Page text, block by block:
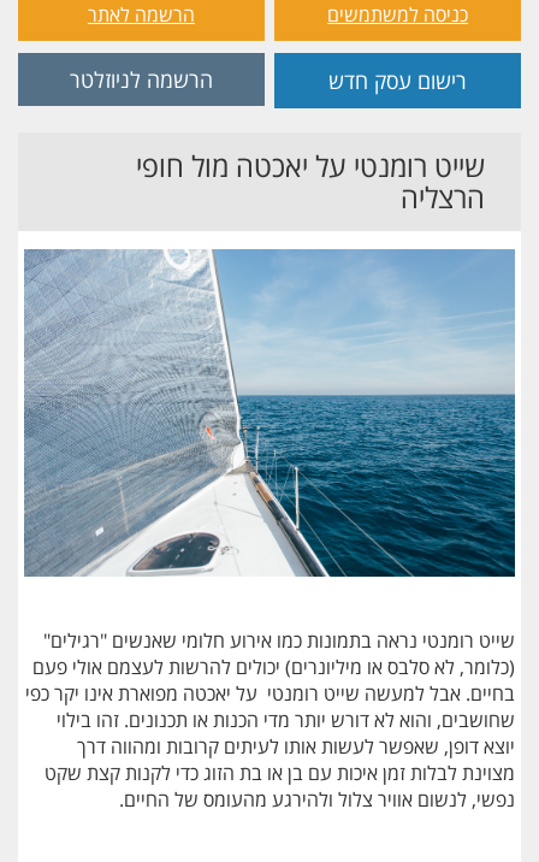
כניסה למשתמשים הרשמה לאתר
רישום עסק חדש הרשמה לניוזלטר
שייט רומנטי על יאכטה מול חופי
הרצליה
שייט רומנטי נראה בתמונות כמו אירוע חלומי שאנשים "רגילים"
(כלומר, לא סלבס או מיליונרים) יכולים להרשות לעצמם אולי פעם
בחיים. אבל למעשה שייט רומנטי על יאכטה מפוארת אינו יקר כפי
שחושבים, והוא לא דורש יותר מדי הכנות או תכנונים. זהו בילוי
יוצא דופן, שאפשר לעשות אותו לעיתים קרובות ומהווה דרך
מצוינת לבלות זמן איכות עם בן או בת הזוג כדי לקנות קצת שקט
נפשי, לנשום אוויר צלול ולהירגע מהעומס של החיים.